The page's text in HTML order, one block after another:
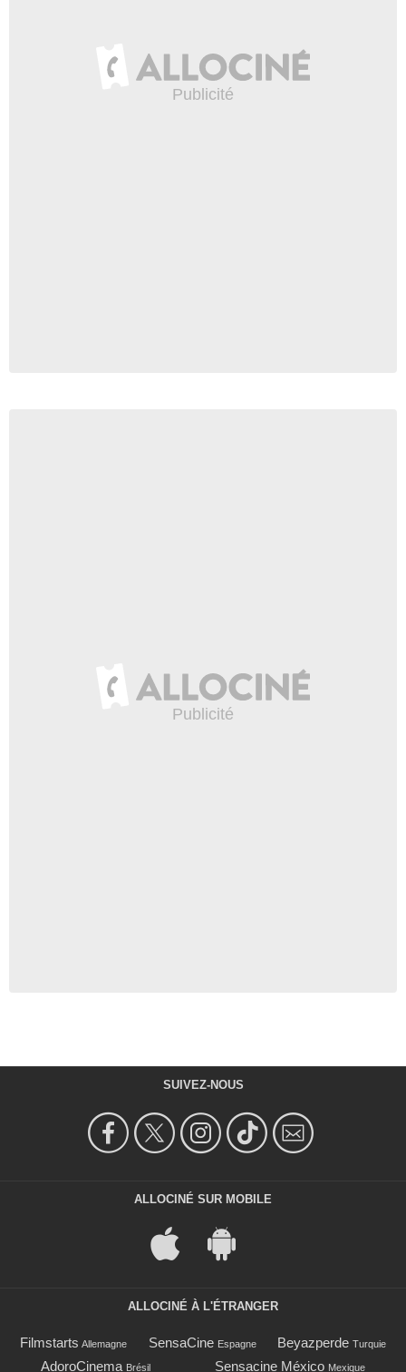
SUIVEZ-NOUS
ALLOCINÉ SUR MOBILE
ALLOCINÉ À L'ÉTRANGER
Filmstarts Allemagne SensaCine Espagne Beyazperde Turquie
AdoroCinema Brésil Sensacine México Mexique